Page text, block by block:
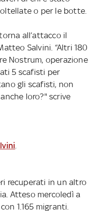
o per le botte.
all’attacco il
Salvini. “Altri 180
Nostrum, operazione
5 scafisti per
gli scafisti, non
loro?" scrive
recuperati in un altro
Atteso mercoledì a
1.165 migranti.